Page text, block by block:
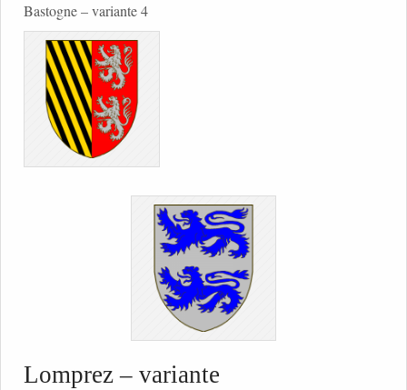
Bastogne – variante 4
Lomprez – variante